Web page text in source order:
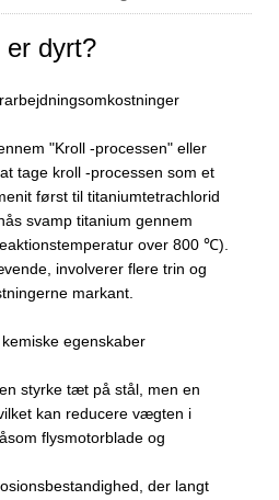
er dyrt?
"Kroll -processen" eller
tage kroll -processen som et
først til titaniumtetrachlorid
svamp titanium gennem
over 800 ℃).
involverer flere trin og
markant.
egenskaber
styrke tæt på stål, men en
kan reducere vægten i
flysmotorblade og
der langt